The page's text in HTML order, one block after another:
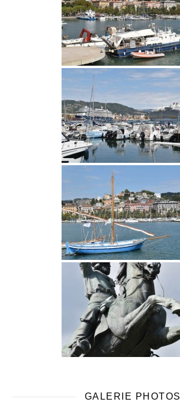
GALERIE PHOTOS